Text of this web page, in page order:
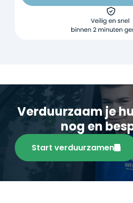
Verduurzaam je
nog en
Start verduurzamen